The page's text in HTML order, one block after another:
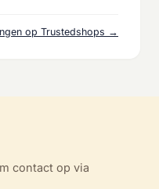
op Trustedshops →
contact op via